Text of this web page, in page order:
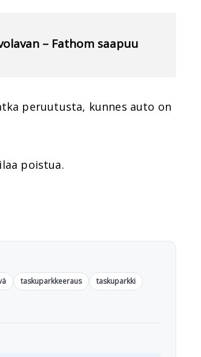
– Fathom saapuu
peruutusta, kunnes auto on
poistua.
taskuparkkeeraus
taskuparkki